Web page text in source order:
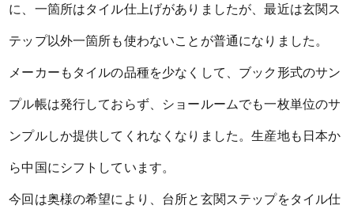
に、一箇所はタイル仕上げがありましたが、最近は玄関ス
テップ以外一箇所も使わないことが普通になりました。
メーカーもタイルの品種を少なくして、ブック形式のサン
プル帳は発行しておらず、ショールームでも一枚単位のサ
ンプルしか提供してくれなくなりました。生産地も日本か
ら中国にシフトしています。
今回は奥様の希望により、台所と玄関ステップをタイル仕